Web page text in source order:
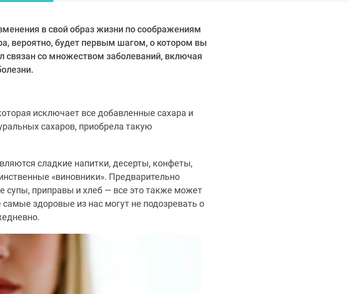
в свой образ жизни по соображениям
вероятно, будет первым шагом, о котором вы
связан со множеством заболеваний, включая
исключает все добавленные сахара и
сахаров, приобрела такую
сладкие напитки, десерты, конфеты,
«виновники». Предварительно
супы, приправы и хлеб — все это также может
здоровые из нас могут не подозревать о